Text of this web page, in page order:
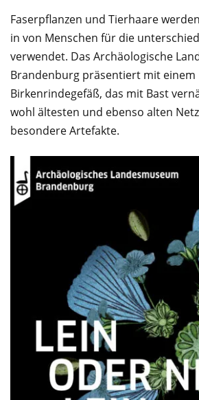
Faserpflanzen und Tierhaare
in von Menschen für die
verwendet. Das Archäologische
Brandenburg präsentiert mit einem
Birkenrindegefäß, das mit Bast
wohl ältesten und ebenso alten
besondere Artefakte.